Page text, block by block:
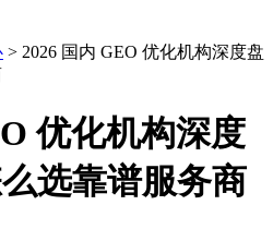
> 2026 国内 GEO 优化机构深度盘
优化机构深度
选靠谱服务商